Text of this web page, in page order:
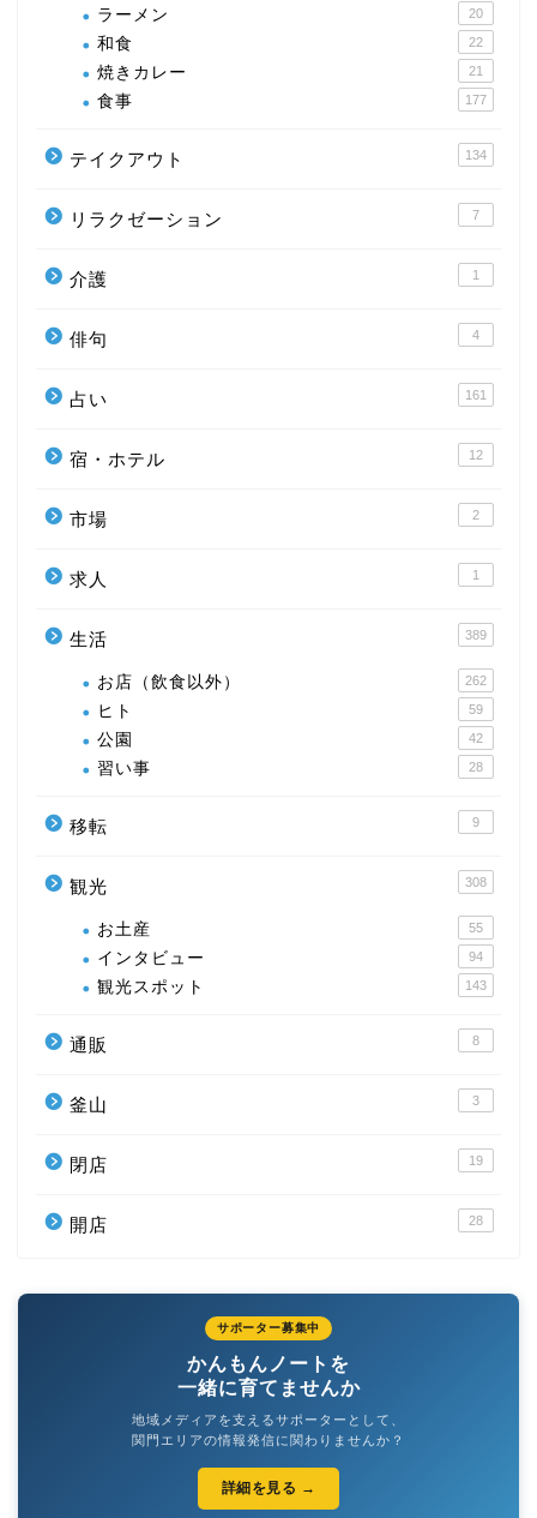
ラーメン 20
和食 22
焼きカレー 21
食事 177
テイクアウト 134
リラクゼーション 7
介護 1
俳句 4
占い 161
宿・ホテル 12
市場 2
求人 1
生活 389
お店（飲食以外） 262
ヒト 59
公園 42
習い事 28
移転 9
観光 308
お土産 55
インタビュー 94
観光スポット 143
通販 8
釜山 3
閉店 19
開店 28
サポーター募集中
かんもんノートを
一緒に育てませんか
地域メディアを支えるサポーターとして、
関門エリアの情報発信に関わりませんか？
詳細を見る →